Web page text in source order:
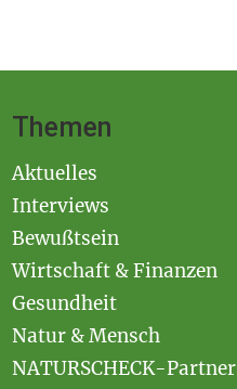
Themen
Aktuelles
Interviews
Bewußtsein
Wirtschaft & Finanzen
Gesundheit
Natur & Mensch
NATURSCHECK-Partner